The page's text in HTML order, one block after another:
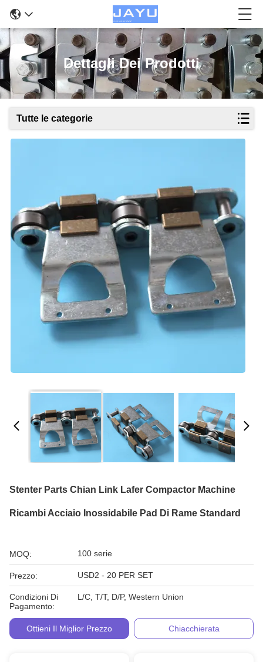
Dettagli Dei Prodotti
Tutte le categorie
Stenter Parts Chian Link Lafer Compactor Machine
Ricambi Acciaio Inossidabile Pad Di Rame Standard
MOQ: 100 serie
Prezzo: USD2 - 20 PER SET
Condizioni Di
Pagamento:
L/C, T/T, D/P, Western Union
Ottieni Il Miglior Prezzo Chiacchierata